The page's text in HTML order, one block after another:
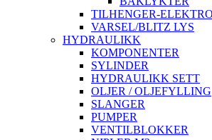
TILHENGER-
VARSEL/BLITZ LYS
HYDRAULIKK
KOMPONENTER
SYLINDER
HYDRAULIKK SETT
OLJER / OLJEFYLLING
SLANGER
PUMPER
VENTILBLOKKER